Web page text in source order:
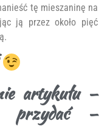
tę mieszaninę na
ją przez około pięć
artykułu –
przydać–